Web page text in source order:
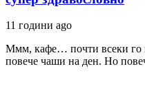
11 години ago
Ммм, кафе… почти всеки го
повече чаши на ден. Но